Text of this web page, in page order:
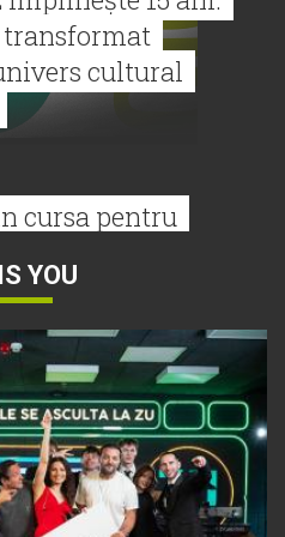
transformat
cultural
cursa pentru
album:
oficial
YOU